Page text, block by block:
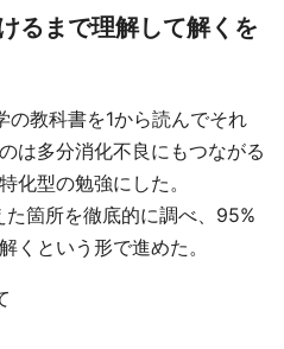
るまで理解して解くを
の教科書を1から読んでそれ
は多分消化不良にもつながる
化型の勉強にした。
箇所を徹底的に調べ、95%
くという形で進めた。